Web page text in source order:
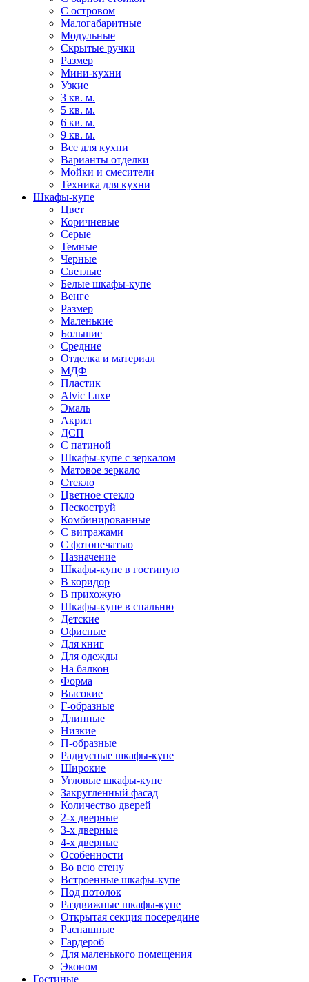
С островом
Малогабаритные
Модульные
Скрытые ручки
Размер
Мини-кухни
Узкие
3 кв. м.
5 кв. м.
6 кв. м.
9 кв. м.
Все для кухни
Варианты отделки
Мойки и смесители
Техника для кухни
Шкафы-купе
Цвет
Коричневые
Серые
Темные
Черные
Светлые
Белые шкафы-купе
Венге
Размер
Маленькие
Большие
Средние
Отделка и материал
МДФ
Пластик
Alvic Luxe
Эмаль
Акрил
ДСП
С патиной
Шкафы-купе с зеркалом
Матовое зеркало
Стекло
Цветное стекло
Пескоструй
Комбинированные
С витражами
С фотопечатью
Назначение
Шкафы-купе в гостиную
В коридор
В прихожую
Шкафы-купе в спальню
Детские
Офисные
Для книг
Для одежды
На балкон
Форма
Высокие
Г-образные
Длинные
Низкие
П-образные
Радиусные шкафы-купе
Широкие
Угловые шкафы-купе
Закругленный фасад
Количество дверей
2-х дверные
3-х дверные
4-х дверные
Особенности
Во всю стену
Встроенные шкафы-купе
Под потолок
Раздвижные шкафы-купе
Открытая секция посередине
Распашные
Гардероб
Для маленького помещения
Эконом
Гостиные